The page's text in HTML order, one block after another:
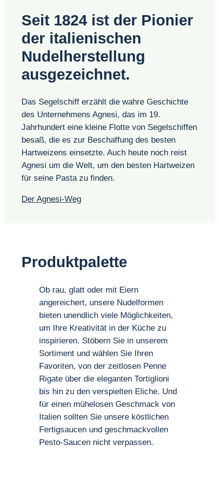
Seit 1824 ist der Pionier
der italienischen
Nudelherstellung
ausgezeichnet.
Das Segelschiff erzählt die wahre Geschichte
des Unternehmens Agnesi, das im 19.
Jahrhundert eine kleine Flotte von Segelschiffen
besaß, die es zur Beschaffung des besten
Hartweizens einsetzte. Auch heute noch reist
Agnesi um die Welt, um den besten Hartweizen
für seine Pasta zu finden.
Der Agnesi-Weg
Produktpalette
Ob rau, glatt oder mit Eiern
angereichert, unsere Nudelformen
bieten unendlich viele Möglichkeiten,
um Ihre Kreativität in der Küche zu
inspirieren. Stöbern Sie in unserem
Sortiment und wählen Sie Ihren
Favoriten, von der zeitlosen Penne
Rigate über die eleganten Tortiglioni
bis hin zu den verspielten Eliche. Und
für einen mühelosen Geschmack von
Italien sollten Sie unsere köstlichen
Fertigsaucen und geschmackvollen
Pesto-Saucen nicht verpassen.